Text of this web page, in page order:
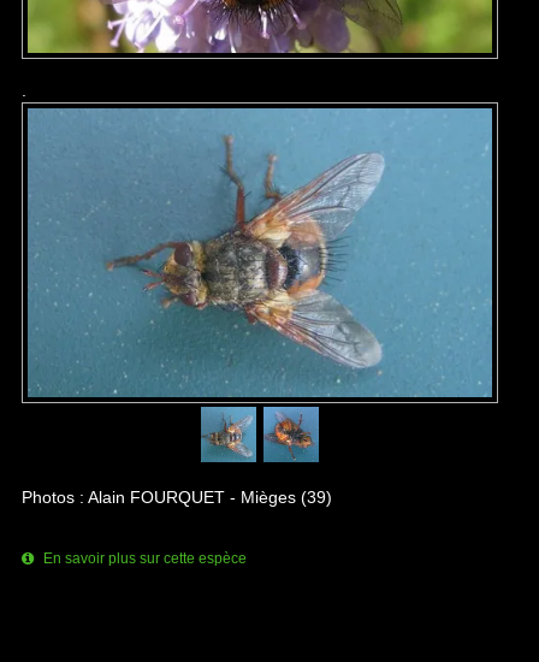
Photos : Alain FOURQUET - Mièges (39)
En savoir plus sur cette espèce